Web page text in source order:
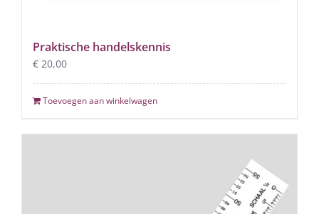
Praktische handelskennis
€ 20,00
Toevoegen aan winkelwagen